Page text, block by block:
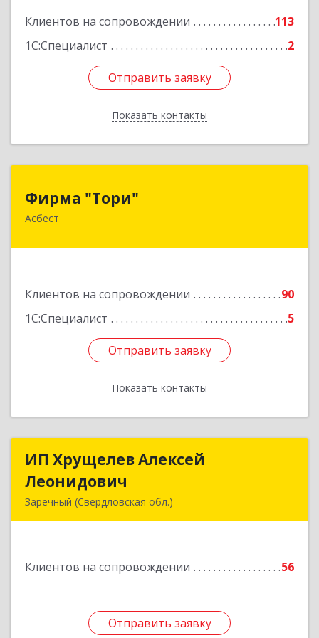
Клиентов на сопровождении
113
1С:Специалист
2
Отправить заявку
Показать контакты
Отправить заявку
Назад
Фирма "Тори"
Асбест
Клиентов на сопровождении
90
1С:Специалист
5
Отправить заявку
Показать контакты
624286, Свердловская обл, Асбест г, Малышева
Отправить заявку
Назад
ИП Хрущелев Алексей
Леонидович
Заречный (Свердловская обл.)
Клиентов на сопровождении 56
Отправить заявку
ИП Хрущелев Алексей
Подробнее
Отправить заявку